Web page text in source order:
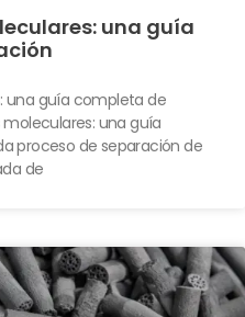
una guía
una guía completa de
una guía
proceso de separación de
de